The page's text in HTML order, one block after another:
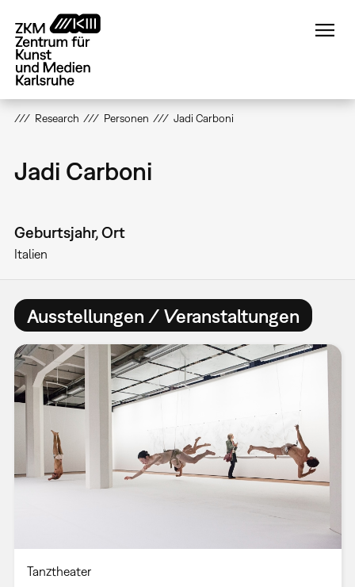
zum
Inhalt
Research Personen Jadi Carboni
Jadi Carboni
Geburtsjahr, Ort
Italien
Ausstellungen / Veranstaltungen
Tanztheater